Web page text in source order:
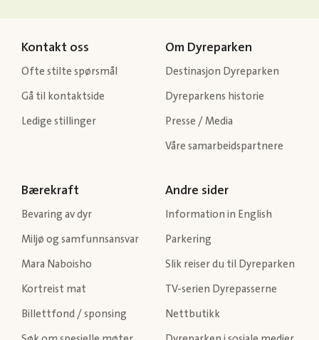
Kontakt oss
Ofte stilte spørsmål
Gå til kontaktside
Ledige stillinger
Om Dyreparken
Destinasjon Dyreparken
Dyreparkens historie
Presse / Media
Våre samarbeidspartnere
Bærekraft
Bevaring av dyr
Miljø og samfunnsansvar
Mara Naboisho
Kortreist mat
Billettfond / sponsing
Andre sider
Information in English
Parkering
Slik reiser du til Dyreparken
TV-serien Dyrepasserne
Nettbutikk